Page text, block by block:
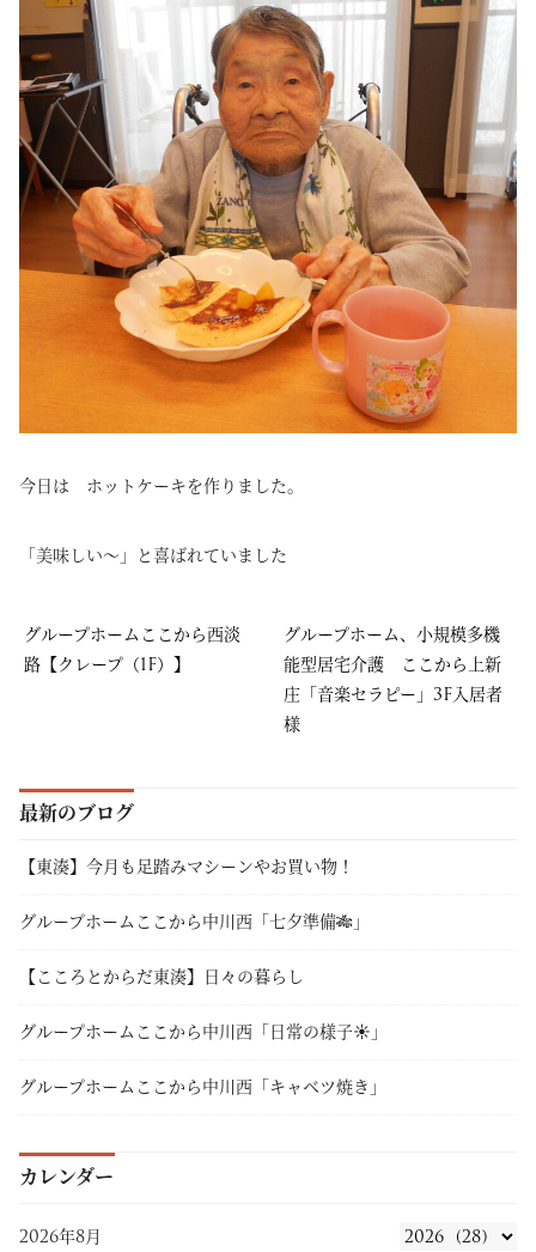
今日は ホットケーキを作りました。
「美味しい～」と喜ばれていました
グループホームここから西淡
路【クレープ（1F）】
グループホーム、小規模多機
能型居宅介護 ここから上新
庄「音楽セラピー」3F入居者
様
最新のブログ
【東湊】今月も足踏みマシーンやお買い物！
グループホームここから中川西「七夕準備🎋」
【こころとからだ東湊】日々の暮らし
グループホームここから中川西「日常の様子☀」
グループホームここから中川西「キャベツ焼き」
カレンダー
2026年8月